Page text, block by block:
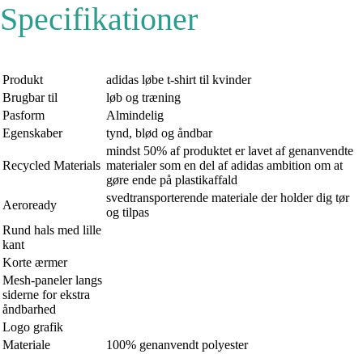
Specifikationer
Produkt
adidas løbe t-shirt til kvinder
Brugbar til
løb og træning
Pasform
Almindelig
Egenskaber
tynd, blød og åndbar
Recycled Materials
mindst 50% af produktet er lavet af genanvendte
materialer som en del af adidas ambition om at
gøre ende på plastikaffald
Aeroready
svedtransporterende materiale der holder dig tør
og tilpas
Rund hals med lille
kant
Korte ærmer
Mesh-paneler langs
siderne for ekstra
åndbarhed
Logo grafik
Materiale
100% genanvendt polyester